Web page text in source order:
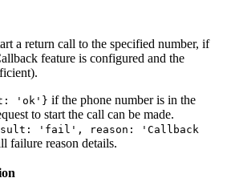
a return call to the specified number, if
feature is configured and the
'ok'} if the phone number is in the
to start the call can be made.
'fail', reason: 'Callback
failure reason details.